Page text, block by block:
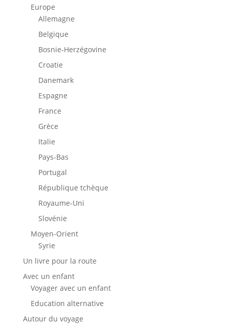
Europe
Allemagne
Belgique
Bosnie-Herzégovine
Croatie
Danemark
Espagne
France
Grèce
Italie
Pays-Bas
Portugal
République tchèque
Royaume-Uni
Slovénie
Moyen-Orient
Syrie
Un livre pour la route
Avec un enfant
Voyager avec un enfant
Education alternative
Autour du voyage